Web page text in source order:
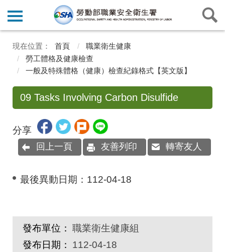
首頁
職業衛生健康
勞工體格及健康檢查
一般及特殊體格（健康）檢查紀錄格式【英文版】
09 Tasks Involving Carbon Disulfide
分享
回上一頁 友善列印 轉寄友人
最後異動日期： 112-04-18
發布單位： 職業衛生健康組
發布日期：
112-04-18